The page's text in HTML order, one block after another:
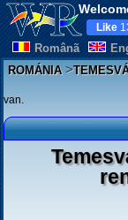
Românã
Like
ROMÁNIA>
van.